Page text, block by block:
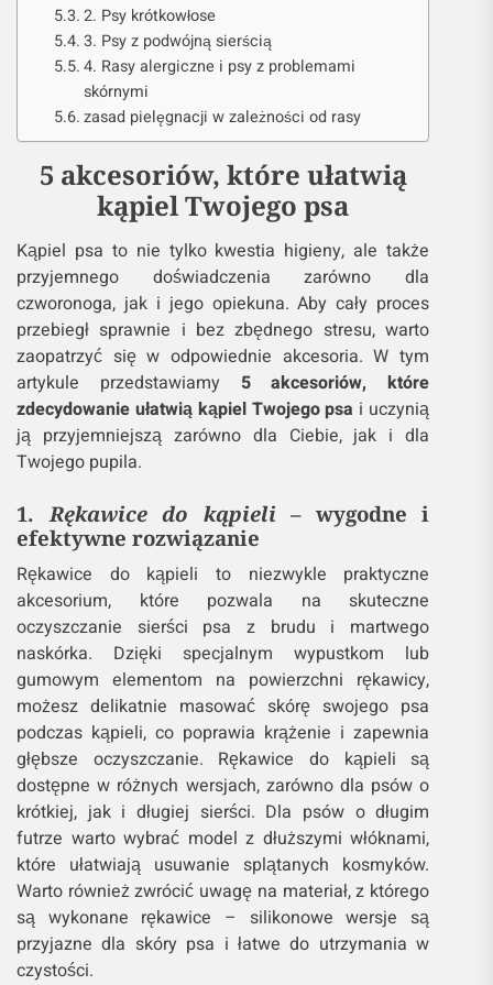
2. Psy krótkowłose
3. Psy z podwójną sierścią
4. Rasy alergiczne i psy z problemami
skórnymi
zasad pielęgnacji w zależności od rasy
5 akcesoriów, które ułatwią
kąpiel Twojego psa
Kąpiel psa to nie tylko kwestia higieny, ale także
przyjemnego doświadczenia zarówno dla
czworonoga, jak i jego opiekuna. Aby cały proces
przebiegł sprawnie i bez zbędnego stresu, warto
zaopatrzyć się w odpowiednie akcesoria. W tym
artykule przedstawiamy 5 akcesoriów, które
zdecydowanie ułatwią kąpiel Twojego psa i uczynią
ją przyjemniejszą zarówno dla Ciebie, jak i dla
Twojego pupila.
1.Rękawice do kąpieli – wygodne i
efektywne rozwiązanie
Rękawice do kąpieli to niezwykle praktyczne
akcesorium, które pozwala na skuteczne
oczyszczanie sierści psa z brudu i martwego
naskórka. Dzięki specjalnym wypustkom lub
gumowym elementom na powierzchni rękawicy,
możesz delikatnie masować skórę swojego psa
podczas kąpieli, co poprawia krążenie i zapewnia
głębsze oczyszczanie. Rękawice do kąpieli są
dostępne w różnych wersjach, zarówno dla psów o
krótkiej, jak i długiej sierści. Dla psów o długim
futrze warto wybrać model z dłuższymi włóknami,
które ułatwiają usuwanie splątanych kosmyków.
Warto również zwrócić uwagę na materiał, z którego
są wykonane rękawice – silikonowe wersje są
przyjazne dla skóry psa i łatwe do utrzymania w
czystości.